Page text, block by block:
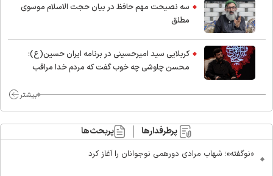
سه نصیحت مهم حافظ در بیان حجت الاسلام موسوی
مطلق
کربلایی سید امیر‌حسینی در برنامه ایران حسین(ع):
محسن چاوشی چه خوب گفت که مردم خدا مراقب
بیشتر
پرطرفدارها پربحث‌ها
«نوگفته»؛ شهاب مرادی دورهمی نوجوانان را آغاز کرد